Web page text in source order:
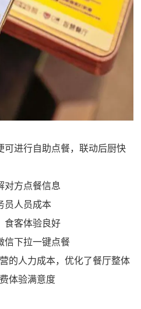
进行自助点餐，联动后厨快
方点餐信息
人员成本
客体验良好
下拉一键点餐
人力成本，优化了餐厅整体
体验满意度